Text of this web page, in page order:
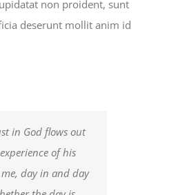
non proident, sunt
deserunt mollit anim id
in God flows out
of his
day in and day